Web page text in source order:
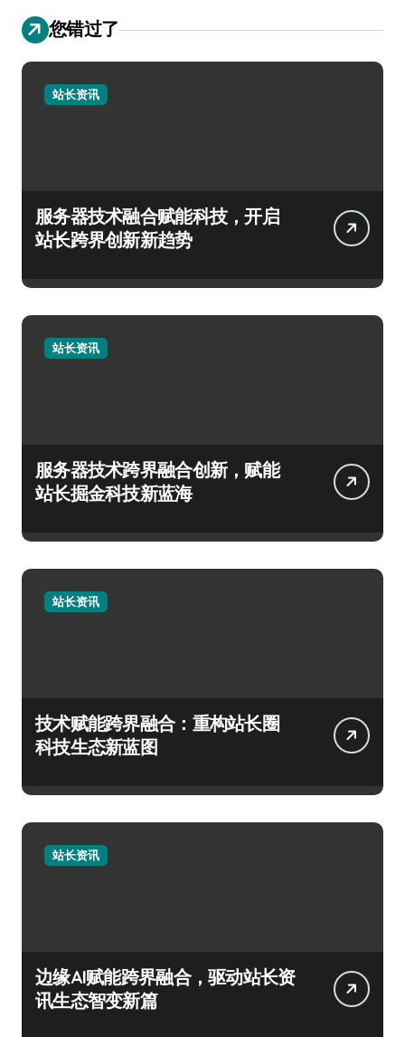
您错过了
站长资讯
服务器技术融合赋能科技，开启
站长跨界创新新趋势
站长资讯
服务器技术跨界融合创新，赋能
站长掘金科技新蓝海
站长资讯
技术赋能跨界融合：重构站长圈
科技生态新蓝图
站长资讯
边缘AI赋能跨界融合，驱动站长资
讯生态智变新篇